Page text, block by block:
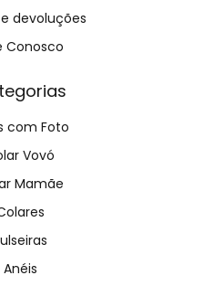
devoluções
Conosco
com Foto
Vovó
Mamãe
Anéis